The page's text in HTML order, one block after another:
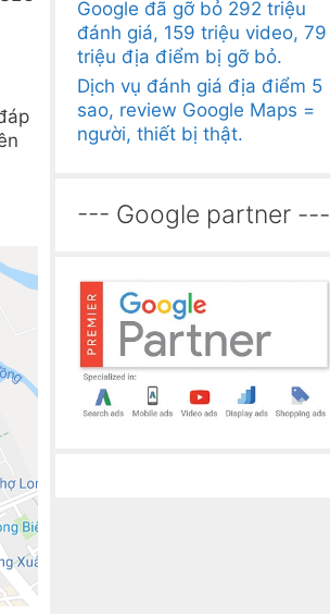
Google đã gỡ bỏ 292 triệu
đánh giá, 159 triệu video, 79
triệu địa điểm bị gỡ bỏ.
Dịch vụ đánh giá địa điểm 5
sao, review Google Maps =
người, thiết bị thật.
--- Google partner ---